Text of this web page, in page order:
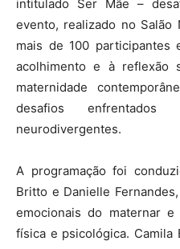
intitulado Ser Mãe –
evento, realizado no Salão
mais de 100 participantes
acolhimento e à reflexão
maternidade
desafios
neurodivergentes.
A programação foi
Britto e Danielle
emocionais do maternar
física e psicológica.